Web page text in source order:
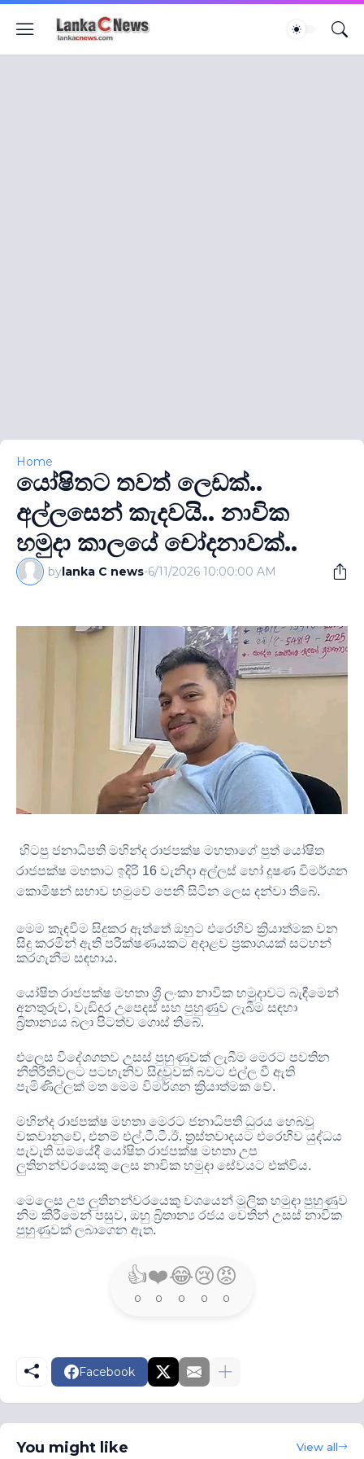
Home
යෝෂිතට තවත් ලෙඩක්..
අල්ලසෙන් කැදවයි.. නාවික
හමුදා කාලයේ චෝදනාවක්..
bylanka C news-6/11/2026 10:00:00 AM
හිටපු ජනාධිපති මහින්ද රාජපක්ෂ මහතාගේ පුත්‍ යෝෂිත
රාජපක්ෂ මහතාට ඉදිරි 16 වැනිදා අල්ලස් හෝ දූෂණ විමර්ශන
කොමිෂන් සභාව හමුවේ පෙනී සිටින ලෙස දන්වා තිබේ.
මෙම කැඳවීම සිදුකර ඇත්තේ ඔහුට එරෙහිව ක්‍රියාත්මක වන
සිදු කරමින් ඇති පරීක්ෂණයකට අදාළව ප්‍රකාශයක් සටහන්
කරගැනීම සඳහාය.
යෝෂිත රාජපක්ෂ මහතා ශ්‍රී ලංකා නාවික හමුදාවට බැඳීමෙන්
අනතුරුව, වැඩිදුර උපෙදස් සහ පුහුණුව ලැබීම සඳහා
බ්‍රිතාන්‍යය බලා පිටත්ව ගොස් තිබේ.
එලෙස විදේශගතව උසස් පුහුණුවක් ලැබීම මෙරට පවතින
නීතිරීතිවලට පටහැනිව සිදුවූවක් බවට එල්ල වී ඇති
පැමිණිල්ලක් මත මෙම විමර්ශන ක්‍රියාත්මක වේ.
මහින්ද රාජපක්ෂ මහතා මෙරට ජනාධිපති ධුරය හෙබවූ
වකවානුවේ, එනම් එල්.ටී.ටී.ඊ. ත්‍රස්තවාදයට එරෙහිව යුද්ධය
පැවැති සමයේදී යෝෂිත රාජපක්ෂ මහතා උප
ලුතිනන්වරයෙකු ලෙස නාවික හමුදා සේවයට එක්විය.
මෙලෙස උප ලුතිනන්වරයෙකු වශයෙන් මූලික හමුදා පුහුණුව
නිම කිරීමෙන් පසුව, ඔහු බ්‍රිතාන්‍ය රජය වෙතින් උසස් නාවික
පුහුණුවක් ලබාගෙන ඇත.
👍
0
❤️
0
😂
0
😢
0
😡
0
Facebook
You might like View all